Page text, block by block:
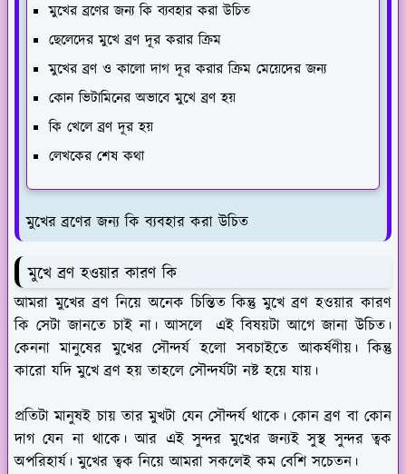
মুখের ব্রণের জন্য কি ব্যবহার করা উচিত
ছেলেদের মুখে ব্রণ দূর করার ক্রিম
মুখের ব্রণ ও কালো দাগ দূর করার ক্রিম মেয়েদের জন্য
কোন ভিটামিনের অভাবে মুখে ব্রণ হয়
কি খেলে ব্রণ দূর হয়
লেখকের শেষ কথা
মুখের ব্রণের জন্য কি ব্যবহার করা উচিত
মুখে ব্রণ হওয়ার কারণ কি
আমরা মুখের ব্রণ নিয়ে অনেক চিন্তিত কিন্তু মুখে ব্রণ হওয়ার কারণ
কি সেটা জানতে চাই না। আসলে এই বিষয়টা আগে জানা উচিত।
কেননা মানুষের মুখের সৌন্দর্য হলো সবচাইতে আকর্ষণীয়। কিন্তু
কারো যদি মুখে ব্রণ হয় তাহলে সৌন্দর্যটা নষ্ট হয়ে যায়।
প্রতিটা মানুষই চায় তার মুখটা যেন সৌন্দর্য থাকে। কোন ব্রণ বা কোন
দাগ যেন না থাকে। আর এই সুন্দর মুখের জন্যই সুস্থ সুন্দর ত্বক
অপরিহার্য। মুখের ত্বক নিয়ে আমরা সকলেই কম বেশি সচেতন।